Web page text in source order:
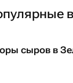
сыров в